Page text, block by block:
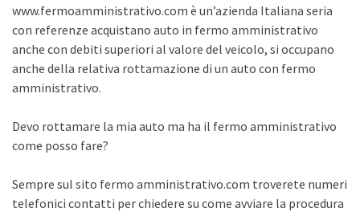
www.fermoamministrativo.com è un’azienda Italiana seria
con referenze acquistano auto in fermo amministrativo
anche con debiti superiori al valore del veicolo, si occupano
anche della relativa rottamazione di un auto con fermo
amministrativo.
Devo rottamare la mia auto ma ha il fermo amministrativo
come posso fare?
Sempre sul sito fermo amministrativo.com troverete numeri
telefonici contatti per chiedere su come avviare la procedura